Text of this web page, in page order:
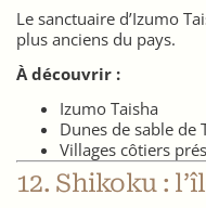
Le sanctuaire d’Izumo
plus anciens du pays.
À découvrir :
Izumo Taisha
Dunes de sable de
Villages côtiers
12. Shikoku :